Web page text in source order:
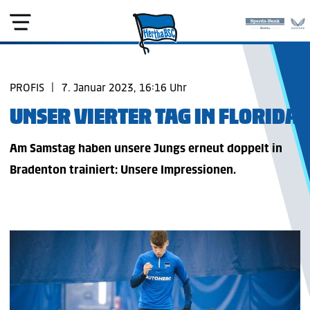
PROFIS 7. Januar 2023, 16:16 Uhr
UNSER VIERTER TAG IN FLORIDA
Am Samstag haben unsere Jungs erneut doppelt in
Bradenton trainiert: Unsere Impressionen.